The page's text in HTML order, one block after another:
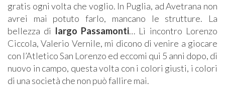
gratis ogni volta che voglio. In Puglia, ad Avetrana non
avrei mai potuto farlo, mancano le strutture. La
bellezza di largo Passamonti… Lì incontro Lorenzo
Ciccola, Valerio Vernile, mi dicono di venire a giocare
con l’Atletico San Lorenzo ed eccomi qui 5 anni dopo, di
nuovo in campo, questa volta con i colori giusti, i colori
di una società che non può fallire mai.